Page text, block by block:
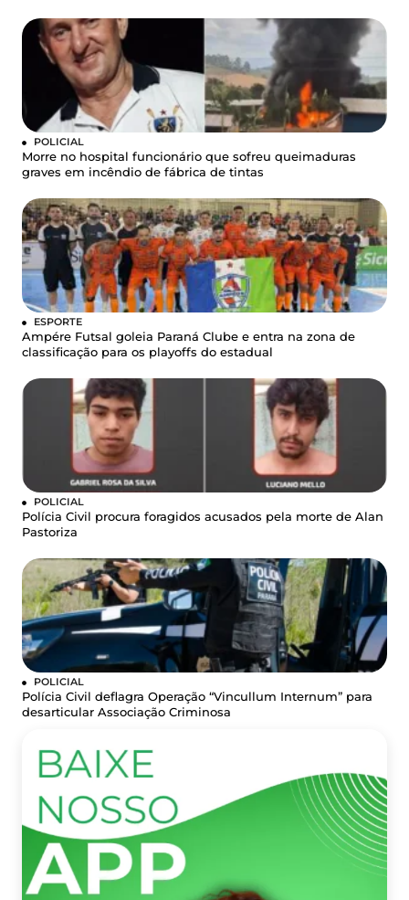
POLICIAL
Morre no hospital funcionário que sofreu queimaduras
graves em incêndio de fábrica de tintas
ESPORTE
Ampére Futsal goleia Paraná Clube e entra na zona de
classificação para os playoffs do estadual
POLICIAL
Polícia Civil procura foragidos acusados pela morte de Alan
Pastoriza
POLICIAL
Polícia Civil deflagra Operação “Vincullum Internum” para
desarticular Associação Criminosa